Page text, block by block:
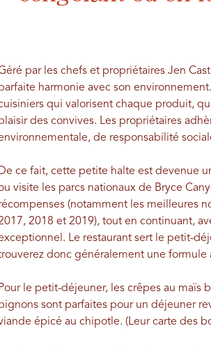
par les chefs et propriétaires Jen
harmonie avec son
qui valorisent chaque produit,
des convives. Les propriétaires
de responsabilité
De ce fait, cette petite halte est devenue
visite les parcs nationaux de Bryce
(notamment les meilleures
2018 et 2019), tout en continuant,
Le restaurant sert le petit-
donc généralement une formule
Pour le petit-déjeuner, les crêpes au maïs
sont parfaites pour un déjeuner
épicé au chipotle. (Leur carte des